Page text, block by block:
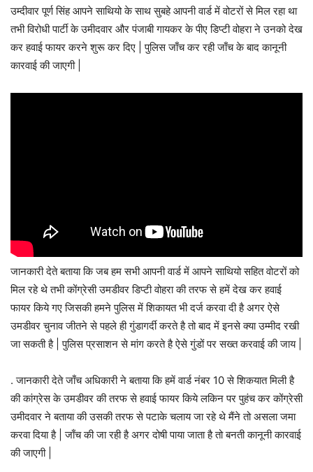
उम्दीवार पूर्ण सिंह आपने साथियो के साथ सुबहे आपनी वार्ड में वोटरों से मिल रहा था
तभी विरोधी पार्टी के उमीदवार और पंजाबी गायकर के पीए डिप्टी वोहरा ने उनको देख
कर हवाई फायर करने शुरू कर दिए | पुलिस जाँच कर रही जाँच के बाद कानूनी
कारवाई की जाएगी |
जानकारी देते बताया कि जब हम सभी आपनी वार्ड में आपने साथियो सहित वोटरों को
मिल रहे थे तभी कोंग्रेसी उमडीवर डिप्टी वोहरा की तरफ से हमें देख कर हवाई
फायर किये गए जिसकी हमने पुलिस में शिकायत भी दर्ज करवा दी है अगर ऐसे
उमडीवर चुनाव जीतने से पहले ही गुंडागर्दी करते है तो बाद में इनसे क्या उम्मीद रखी
जा सकती है | पुलिस प्रसाशन से मांग करते है ऐसे गुंडों पर सख्त करवाई की जाय |
. जानकारी देते जाँच अधिकारी ने बताया कि हमें वार्ड नंबर 10 से शिकयात मिली है
की कांग्रेस के उमडीवर की तरफ से हवाई फायर किये लकिन पर पुहंच कर कोंग्रेसी
उमीदवार ने बताया की उसकी तरफ से पटाके चलाय जा रहे थे मैंने तो असला जमा
करवा दिया है | जाँच की जा रही है अगर दोषी पाया जाता है तो बनती कानूनी कारवाई
की जाएगी |